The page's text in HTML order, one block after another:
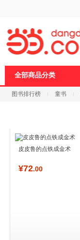
全部商品分类
图书排行榜 童书
皮皮鲁的点铁成金术
¥72.00
页